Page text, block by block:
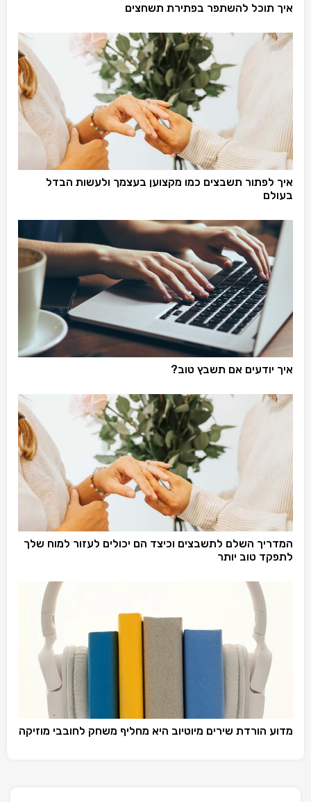
איך תוכל להשתפר בפתירת תשחצים
איך לפתור תשבצים כמו מקצוען בעצמך ולעשות הבדל
בעולם
איך יודעים אם תשבץ טוב?
המדריך השלם לתשבצים וכיצד הם יכולים לעזור למוח שלך
לתפקד טוב יותר
מדוע הורדת שירים מיוטיוב היא מחליף משחק לחובבי מוזיקה